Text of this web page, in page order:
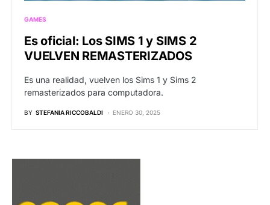
GAMES
Es oficial: Los SIMS 1 y SIMS 2
VUELVEN REMASTERIZADOS
Es una realidad, vuelven los Sims 1 y Sims 2
remasterizados para computadora.
BY STEFANIA RICCOBALDI ENERO 30, 2025